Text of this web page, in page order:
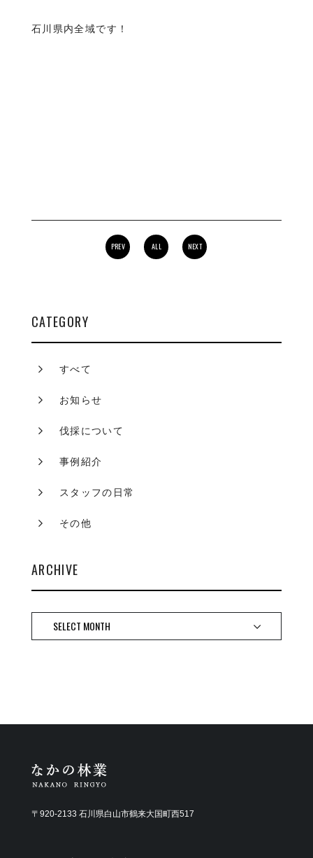
石川県内全域です！
PREV ALL NEXT
CATEGORY
すべて
お知らせ
伐採について
事例紹介
スタッフの日常
その他
ARCHIVE
〒920-2133 石川県白山市鶴来大国町西517